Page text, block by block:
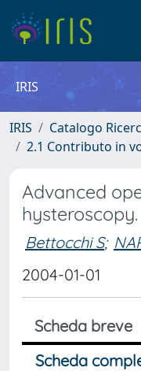
IRIS
IRIS Catalogo
2.1 Contributo in
Advanced
hysteroscopy.
Bettocchi S;
2004-01-01
Scheda breve
Scheda